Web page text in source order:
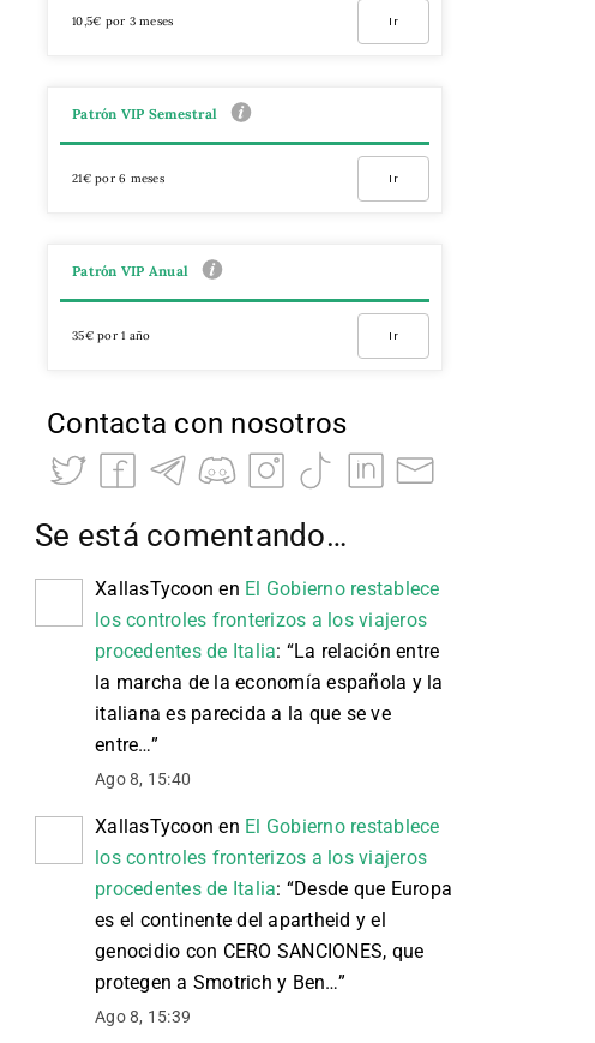
10,5€ por 3 meses Ir
Patrón VIP Semestral
21€ por 6 meses Ir
Patrón VIP Anual
35€ por 1 año Ir
Contacta con nosotros
Se está comentando…
XallasTycoon en El Gobierno restablece
los controles fronterizos a los viajeros
procedentes de Italia: “La relación entre
la marcha de la economía española y la
italiana es parecida a la que se ve
entre…”
Ago 8, 15:40
XallasTycoon en El Gobierno restablece
los controles fronterizos a los viajeros
procedentes de Italia: “Desde que Europa
es el continente del apartheid y el
genocidio con CERO SANCIONES, que
protegen a Smotrich y Ben…”
Ago 8, 15:39